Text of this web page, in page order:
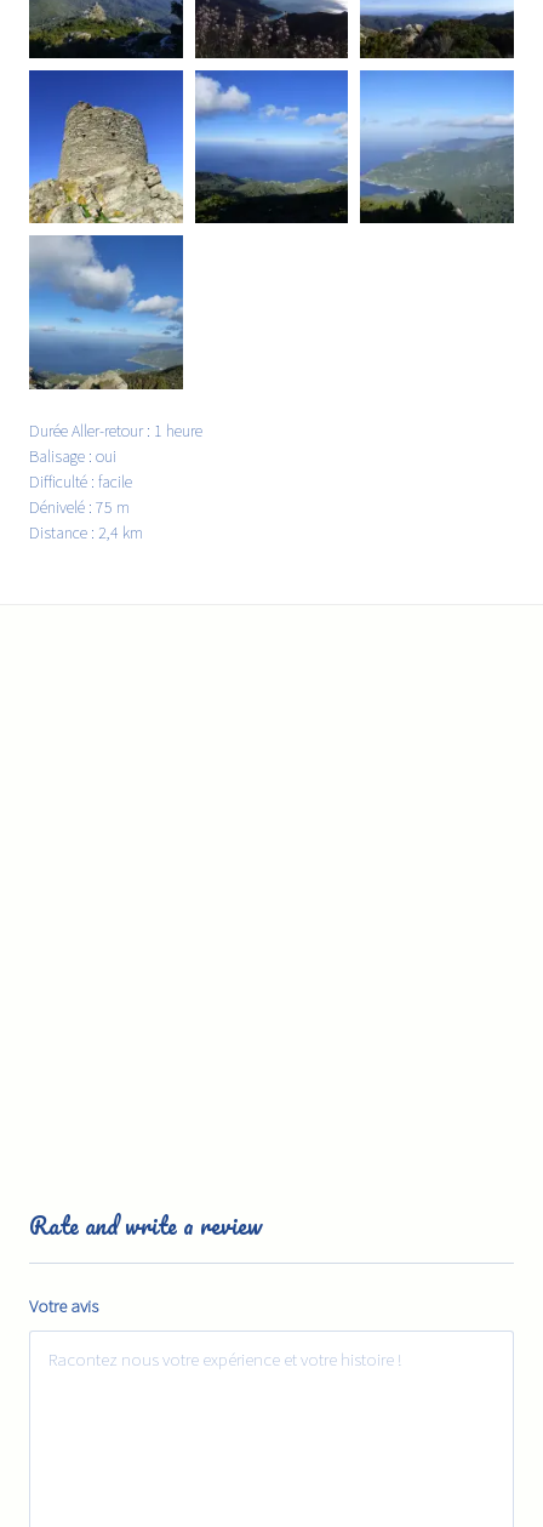
Durée Aller-retour : 1 heure
Balisage : oui
Difficulté : facile
Dénivelé : 75 m
Distance : 2,4 km
Rate and write a review
Votre avis